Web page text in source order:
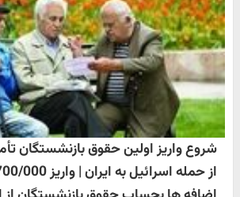
شروع واریز اولین حقوق بازنشستگان